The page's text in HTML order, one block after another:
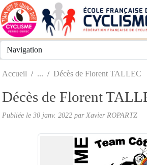
Accueil Décès de Florent TALLEC
Décès de Florent
Publiée le 30 janv. 2022 par Xavier ROPARTZ
Panneau de gestion des cookies